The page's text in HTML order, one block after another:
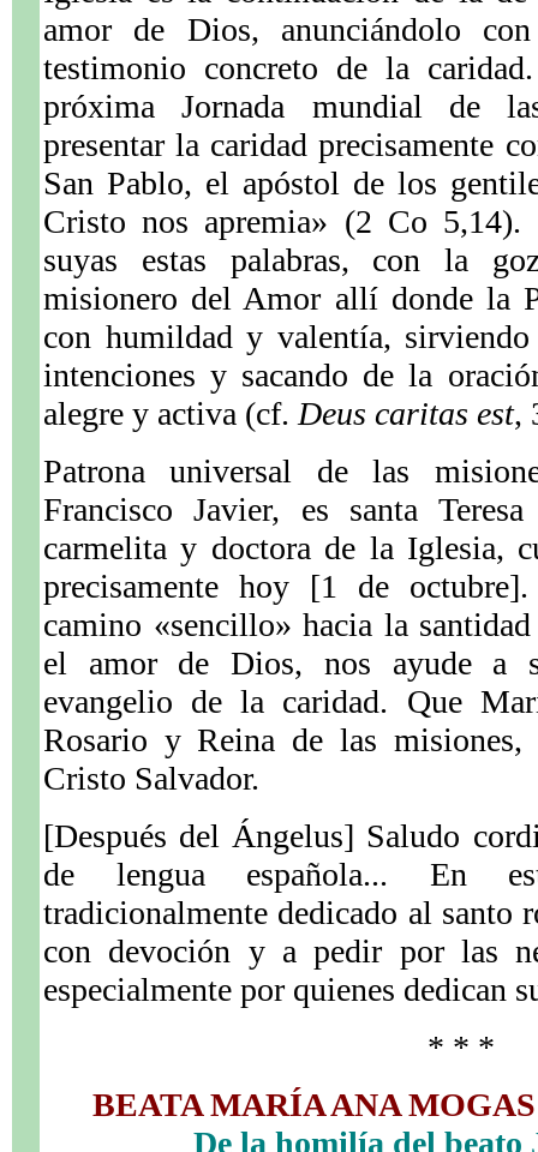
amor de Dios, anunciándolo
testimonio concreto de la
próxima Jornada mundial de
presentar la caridad precisamente
San Pablo, el apóstol de los
Cristo nos apremia» (2 Co 5,14).
suyas estas palabras, con la
misionero del Amor allí donde la
con humildad y valentía,
intenciones y sacando de la
alegre y activa (cf. Deus caritas est,
Patrona universal de las
Francisco Javier, es santa
carmelita y doctora de la Iglesia,
precisamente hoy [1 de
camino «sencillo» hacia la
el amor de Dios, nos ayude a
evangelio de la caridad. Que
Rosario y Reina de las misiones,
Cristo Salvador.
[Después del Ángelus] Saludo
de lengua española... En
tradicionalmente dedicado al santo
con devoción y a pedir por las
especialmente por quienes dedican
* * *
BEATA MARÍA ANA
De la homilía del